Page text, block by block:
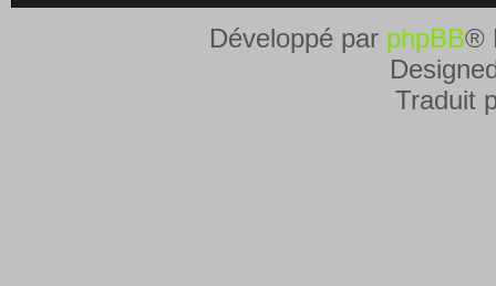
Développé par phpBB®
Traduit